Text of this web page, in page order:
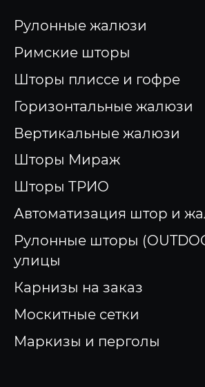
Рулонные жалюзи
Римские шторы
Шторы плиссе и гофре
Горизонтальные жалюзи
Вертикальные жалюзи
Шторы Мираж
Шторы ТРИО
Автоматизация штор и
Рулонные шторы
улицы
Карнизы на заказ
Москитные сетки
Маркизы и перголы